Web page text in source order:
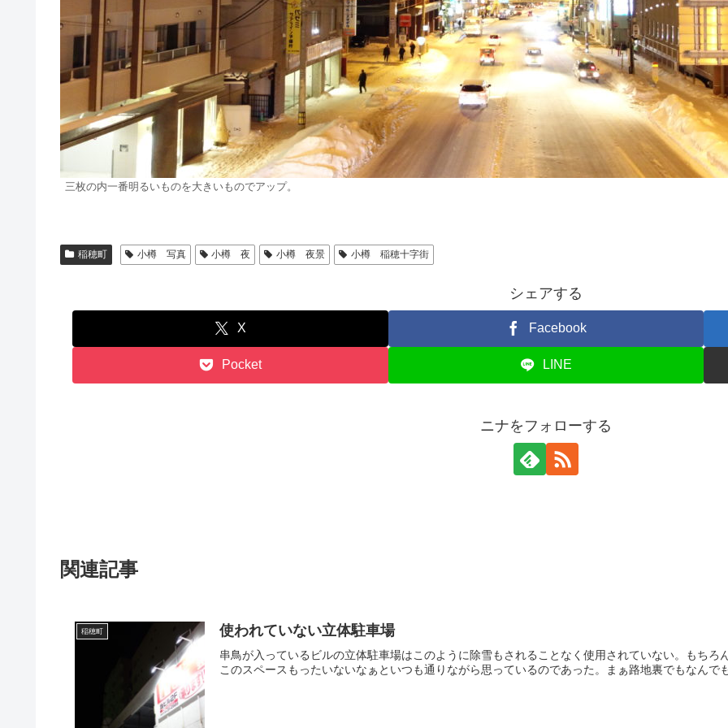
三枚の内一番明るいものを大きいものでアップ。
稲穂町 小樽 写真 小樽 夜 小樽 夜景 小樽 稲穂十字街
シェアする
X Facebook
Pocket LINE
ニナをフォローする
関連記事
稲穂町 使われていない立体駐車場
串鳥が入っているビルの立体駐車場はこのように除雪もされることなく使用されていない。もち
このスペースもったいないなぁといつも通りながら思っているのであった。まぁ路地裏でもなんで